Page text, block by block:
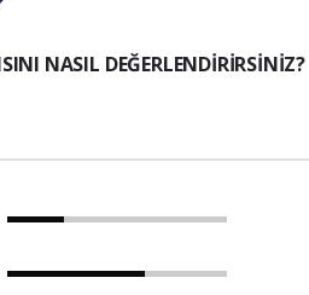
NASIL DEĞERLENDİRİRSİNİZ?